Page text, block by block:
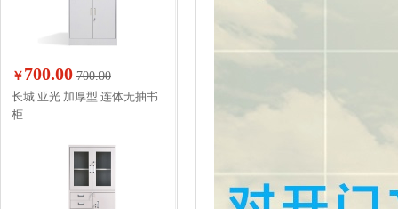
￥ 700.00 700.00
长城 亚光 加厚型 连体无抽书
柜